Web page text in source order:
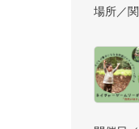
場所／